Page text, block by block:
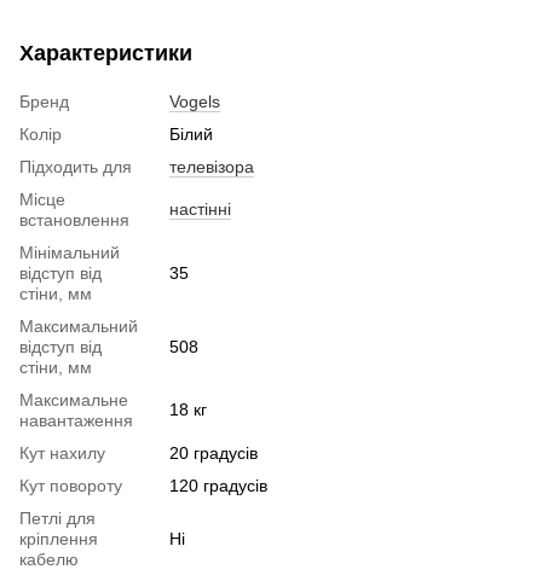
Характеристики
Бренд
Vogels
Колір
Білий
Підходить для
телевізора
Місце
встановлення
настінні
Мінімальний
відступ від
стіни, мм
35
Максимальний
відступ від
стіни, мм
508
Максимальне
навантаження
18 кг
Кут нахилу
20 градусів
Кут повороту
120 градусів
Петлі для
кріплення
кабелю
Ні